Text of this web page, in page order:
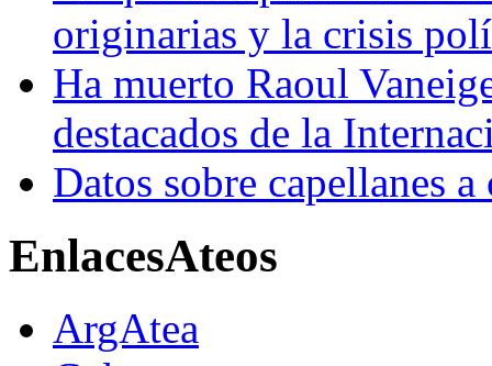
originarias y la crisis
Ha muerto Raoul
destacados de la
Datos sobre capellanes
EnlacesAteos
ArgAtea